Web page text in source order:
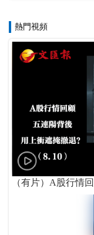
熱門視頻
（有片）A股行情